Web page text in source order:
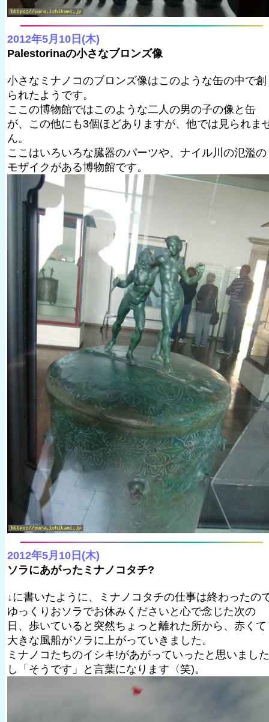
2012年5月10日(木)
Palestorinaの小さなブロンズ像
小さなミナノコのブロンズ像はこのような缶の中で創
られたようです。
ここの博物館ではこのような二人の男の子の像と缶
が、この他にも3個ほどありますが、他では見られま
ん。
ここはいろいろな臓器のパーツや、ナイル川の氾濫の
モザイクがある博物館です。
2012年5月10日(木)
ソラにあがったミナノコタチ?
↓に書いたように、ミナノコタチの仕事は終わったの
ゆっくりおソラでお休みくださいと心で念じた次の
日、歩いていると突然ちょっと離れた所から、赤くて
大きな風船がソラに上がっていきました。
ミナノコたちのイシキ!があがっていったと思いました
し「そうです」と言葉になります〈笑)。